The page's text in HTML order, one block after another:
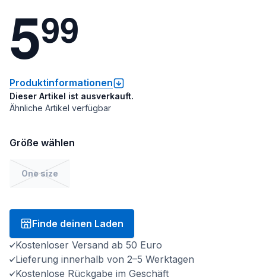
599
Produktinformationen
Dieser Artikel ist ausverkauft.
Ähnliche Artikel verfügbar
Größe wählen
One size
Finde deinen Laden
Kostenloser Versand ab 50 Euro
Lieferung innerhalb von 2–5 Werktagen
Kostenlose Rückgabe im Geschäft